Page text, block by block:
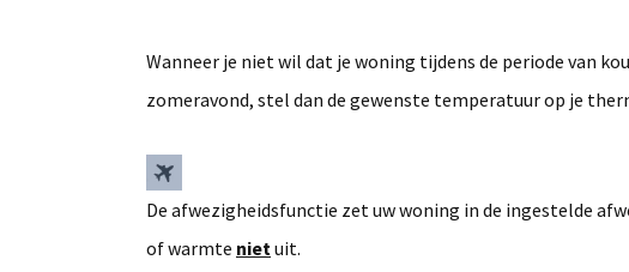
Wanneer je niet wil dat je woning tijdens de periode van
zomeravond, stel dan de gewenste temperatuur op je
De afwezigheidsfunctie zet uw woning in de ingestelde
of warmte nietuit.